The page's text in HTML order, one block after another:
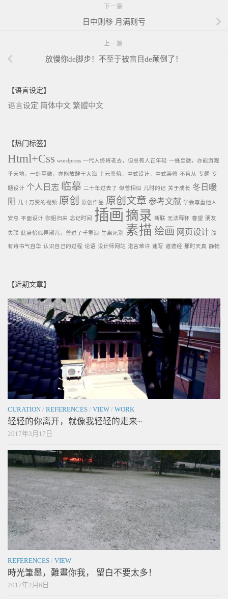
下一篇
日中则移 月满则亏
上一篇
放慢你de脚步！不至于被盲目de颠倒了！
【语言设定】
语言设定 简体中文 繁體中文
【热门标签】
Html+Css wordpress 一代人终将老去，但总有人正年轻 一蜂至微，亦能游观
乎天地，一虲至微，亦能放肆于大海 上元鉴筑，中式设计，中式装修 不盲从 专题 专
题设计 个人日志 临摹 二十年过去了 似曾相似 儿时的记 关于成长 冬日暖
阳
几十万赞的视频 原创 原创作品 原创文章 参考文献 学会尊重他人
安总 平面设计 御姐归来 忘记时间 插画 摘录 断联 无法释怀 春望 朋友
失联 此身恰似弄潮儿，曾过了千重浪 生离死别 素描 绘画 网页设计 腹
有诗书气自华 认识自己的过程 论语 设计师网站 诺言难许 速写 道德经 那时天真 静物
【近期文章】
CURATION / REFERENCES / VIEW / WORK
轻轻的你离开，就像我轻轻的走来~
2017年3月17日
REFERENCES / VIEW
時光筆墨，難畫你我， 留白不要太多！
2017年2月6日